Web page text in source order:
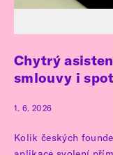
Chytrý
smlouvy i
1. 6. 2026
Kolik českých